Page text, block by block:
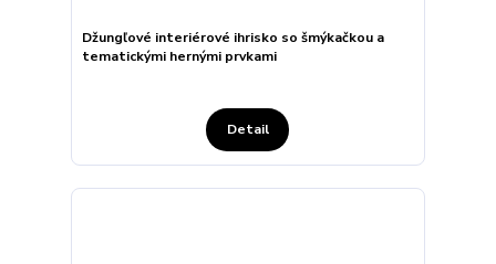
Džungľové interiérové ihrisko so šmýkačkou a
tematickými hernými prvkami
Detail